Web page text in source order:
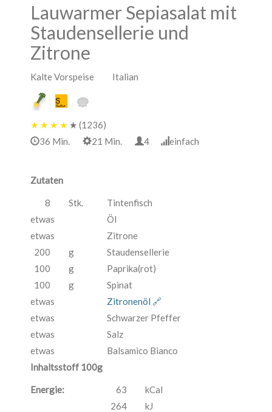
Lauwarmer Sepiasalat mit
Staudensellerie und
Zitrone
Kalte Vorspeise Italian
★ ★ ★ ★ ★ (1236)
36 Min.
21 Min. 4 einfach
Zutaten
8 Stk.
Tintenfisch
etwas
Öl
etwas
Zitrone
200
g
Staudensellerie
100
g
Paprika(rot)
100
g
Spinat
etwas
Zitronenöl 🔗
etwas
Schwarzer Pfeffer
etwas
Salz
etwas
Balsamico Bianco
Inhaltsstoff 100g
Energie: 63
kCal
264
kJ